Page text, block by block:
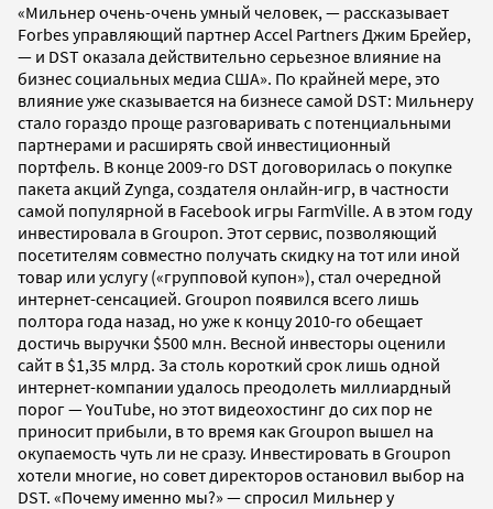
«Мильнер очень-очень умный человек, — рассказывает
Forbes управляющий партнер Accel Partners Джим Брейер,
— и DST оказала действительно серьезное влияние на
бизнес социальных медиа США». По крайней мере, это
влияние уже сказывается на бизнесе самой DST: Мильнеру
стало гораздо проще разговаривать с потенциальными
партнерами и расширять свой инвестиционный
портфель. В конце 2009-го DST договорилась о покупке
пакета акций Zynga, создателя онлайн-игр, в частности
самой популярной в Facebook игры FarmVille. А в этом году
инвестировала в Groupon. Этот сервис, позволяющий
посетителям совместно получать скидку на тот или иной
товар или услугу («групповой купон»), стал очередной
интернет-сенсацией. Groupon появился всего лишь
полтора года назад, но уже к концу 2010-го обещает
достичь выручки $500 млн. Весной инвесторы оценили
сайт в $1,35 млрд. За столь короткий срок лишь одной
интернет-компании удалось преодолеть миллиардный
порог — YouTube, но этот видеохостинг до сих пор не
приносит прибыли, в то время как Groupon вышел на
окупаемость чуть ли не сразу. Инвестировать в Groupon
хотели многие, но совет директоров остановил выбор на
DST. «Почему именно мы?» — спросил Мильнер у